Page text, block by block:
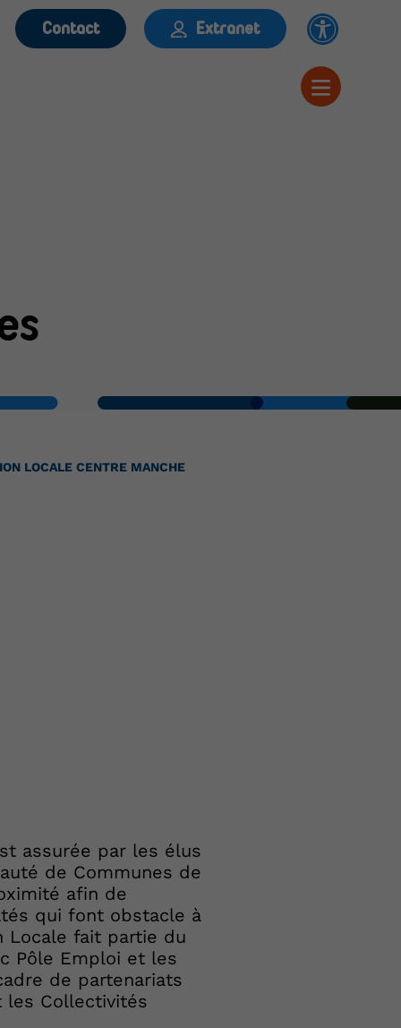
Contact Extranet
LOCALE CENTRE MANCHE
assurée par les élus
de Communes de
afin de
qui font obstacle à
Locale fait partie du
Pôle Emploi et les
de partenariats
les Collectivités